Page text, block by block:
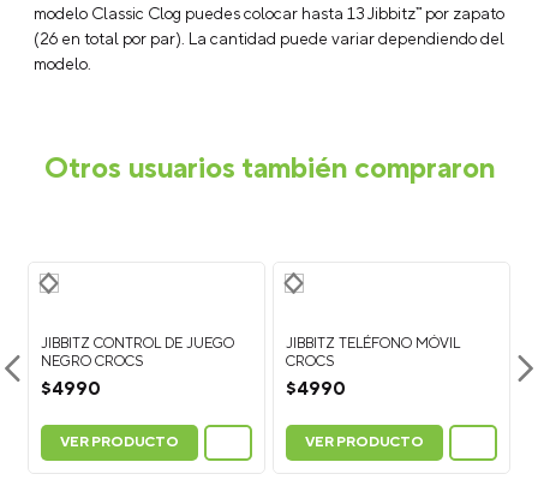
modelo Classic Clog puedes colocar hasta 13 Jibbitz™ por zapato
(26 en total por par). La cantidad puede variar dependiendo del
modelo.
Otros usuarios también compraron
JIBBITZ CONTROL DE JUEGO
NEGRO CROCS
$4990
VER PRODUCTO
JIBBITZ TELÉFONO MÓVIL
CROCS
$4990
VER PRODUCTO